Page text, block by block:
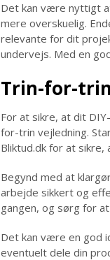
Det kan være nyttigt
mere overskuelig.
relevante for dit
undervejs. Med en
Trin-for-
For at sikre, at dit
for-trin vejledning.
Bliktud.dk for at sikre,
Begynd med at
arbejde sikkert og
gangen, og sørg for
Det kan være en god
eventuelt dele din